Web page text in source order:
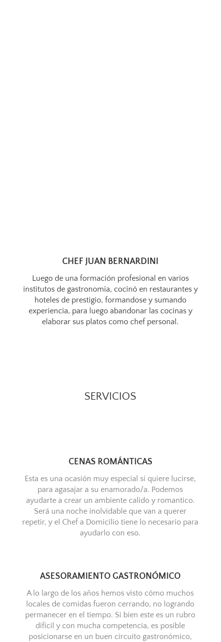
CHEF JUAN BERNARDINI
Luego de una formación profesional en varios
institutos de gastronomia, cocinó en restaurantes y
hoteles de prestigio, formandose y sumando
experiencia, para luego abandonar las cocinas y
elaborar sus platos como chef personal.
SERVICIOS
CENAS ROMÁNTICAS
Esta es una ocasión muy especial si quiere lucirse,
para agasajar a su enamorado/a. Podemos
ayudarte a crear un ambiente calido y romantico.
Será una noche inolvidable que van a querer
repetir, y el Chef a Domicilio tiene lo necesario para
ayudarlo con eso.
ASESORAMIENTO GASTRONÓMICO
A lo largo de los años hemos visto cómo muchos
locales de comidas fueron cerrando, no logrando
permanecer en el tiempo. Si bien este es un rubro
difícil y con mucha competencia, es posible
posicionarse en un buen circuito gastronómico,